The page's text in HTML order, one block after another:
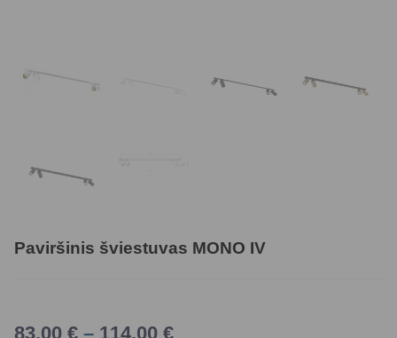
Paviršinis šviestuvas MONO IV
83,00 € – 114,00 €